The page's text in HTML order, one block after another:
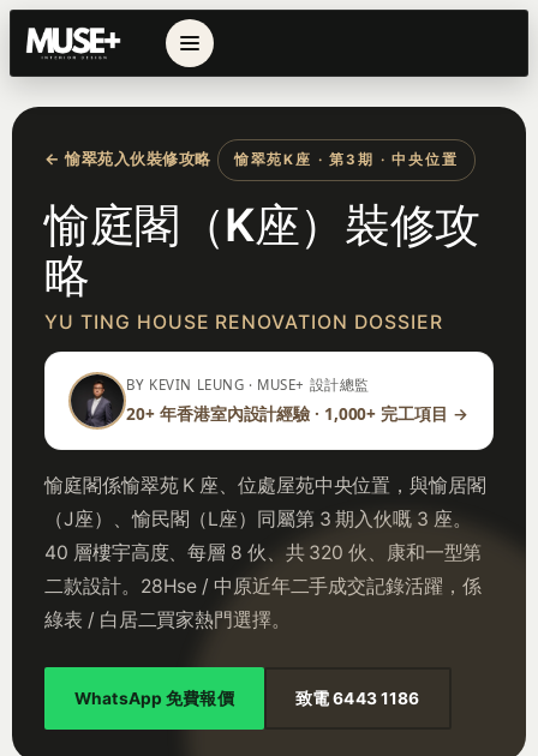
← 愉翠苑入伙裝修攻略 愉翠苑K座 · 第3期 · 中央位置
愉庭閣（K座）裝修攻
略
YU TING HOUSE RENOVATION DOSSIER
BY KEVIN LEUNG · MUSE+ 設計總監
20+ 年香港室內設計經驗 · 1,000+ 完工項目 →
愉庭閣係愉翠苑 K 座、位處屋苑中央位置，與愉居閣
（J座）、愉民閣（L座）同屬第 3 期入伙嘅 3 座。
40 層樓宇高度、每層 8 伙、共 320 伙、康和一型第
二款設計。28Hse / 中原近年二手成交記錄活躍，係
綠表 / 白居二買家熱門選擇。
WhatsApp 免費報價 致電 6443 1186